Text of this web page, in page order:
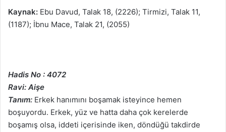
Kaynak: Ebu Davud, Talak 18, (2226); Tirmizi, Talak 11,
(1187); İbnu Mace, Talak 21, (2055)
Hadis No : 4072
Ravi: Aişe
Tanım: Erkek hanımını boşamak isteyince hemen
boşuyordu. Erkek, yüz ve hatta daha çok kerelerde
boşamış olsa, iddeti içerisinde iken, döndüğü takdirde